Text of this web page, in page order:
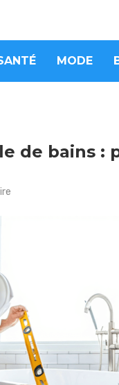
MODE
de bains :